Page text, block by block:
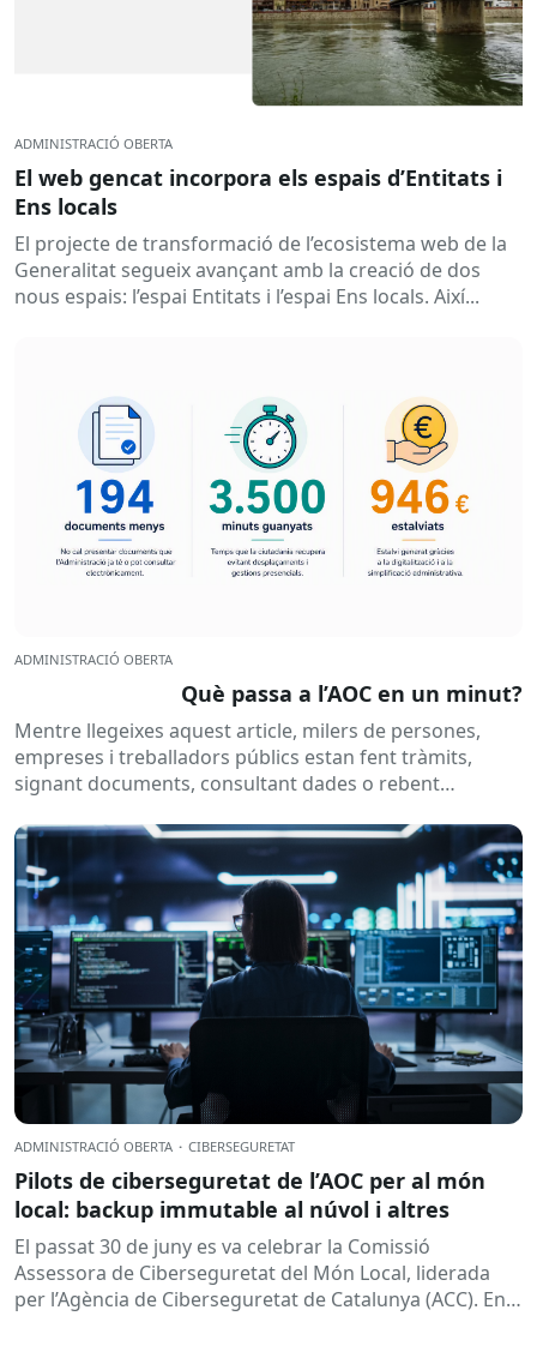
ADMINISTRACIÓ OBERTA
El web gencat incorpora els espais d’Entitats i
Ens locals
El projecte de transformació de l’ecosistema web de la
Generalitat segueix avançant amb la creació de dos
nous espais: l’espai Entitats i l’espai Ens locals. Així...
ADMINISTRACIÓ OBERTA
Què passa a l’AOC en un minut?
Mentre llegeixes aquest article, milers de persones,
empreses i treballadors públics estan fent tràmits,
signant documents, consultant dades o rebent
habitualment...
ADMINISTRACIÓ OBERTA · CIBERSEGURETAT
Pilots de ciberseguretat de l’AOC per al món
local: backup immutable al núvol i altres
El passat 30 de juny es va celebrar la Comissió
Assessora de Ciberseguretat del Món Local, liderada
per l’Agència de Ciberseguretat de Catalunya (ACC). En